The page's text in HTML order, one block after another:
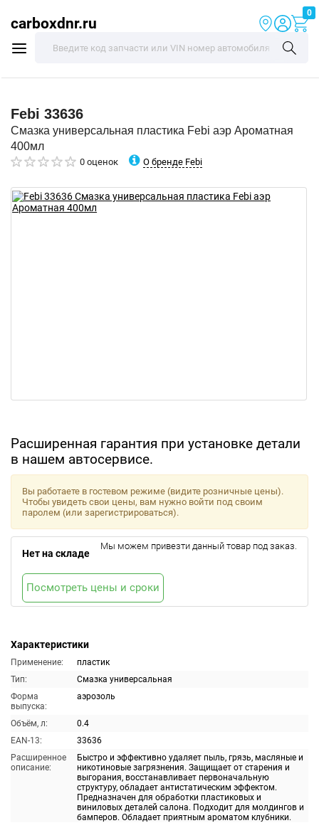
carboxdnr.ru
0
Febi 33636
Смазка универсальная пластика Febi аэр Ароматная
400мл
0 оценок О бренде Febi
Расширенная гарантия при установке детали
в нашем автосервисе.
Характеристики
Применение:
пластик
Тип:
Смазка универсальная
Форма
выпуска:
аэрозоль
Объём, л:
0.4
EAN-13:
33636
Расширенное
описание:
Быстро и эффективно удаляет пыль, грязь, масляные и
никотиновые загрязнения. Защищает от старения и
выгорания, восстанавливает первоначальную
структуру, обладает антистатическим эффектом.
Предназначен для обработки пластиковых и
виниловых деталей салона. Подходит для молдингов и
бамперов. Обладает приятным ароматом клубники.
Вы работаете в гостевом режиме (видите розничные цены).
Чтобы увидеть свои цены, вам нужно войти под своим
паролем (или зарегистрироваться).
Нет на складе
Мы можем привезти данный товар под заказ.
Посмотреть цены и сроки